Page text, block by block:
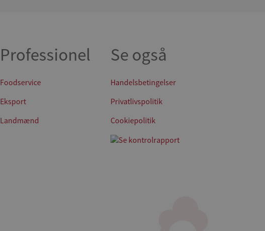
Professionel
Foodservice
Eksport
Landmænd
Se også
Handelsbetingelser
Privatlivspolitik
Cookiepolitik